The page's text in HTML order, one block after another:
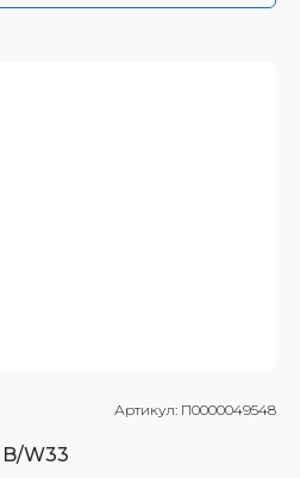
Артикул: П0000049548
W33